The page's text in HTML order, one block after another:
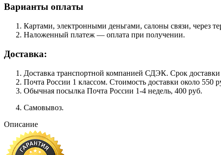
Варианты оплаты
Картами, электронными деньгами, салоны связи, через
Наложенный платеж — оплата при получении.
Доставка:
Доставка транспортной компанией СДЭК. Срок
Почта России 1 классом. Cтоимость доставки около 550
Обычная посылка Почта России 1-4 недель, 400 руб.
Самовывоз.
Описание